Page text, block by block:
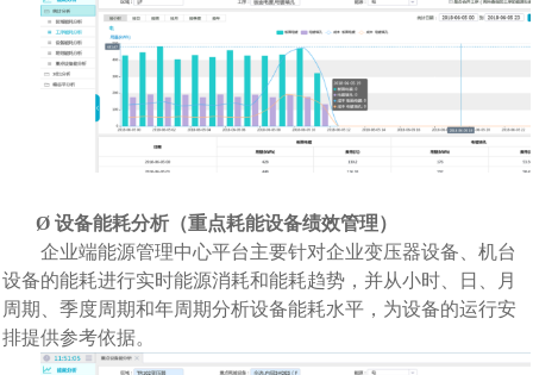
Ø设备能耗分析（重点耗能设备绩效管理）
企业端能源管理中心平台主要针对企业变压器设备 、机台
设备的能耗进行实时能源消耗和能耗趋势，并从小时、日、月
周期、季度周期和年周期分析设备能耗水平，为设备的运行安
排提供参考依据。